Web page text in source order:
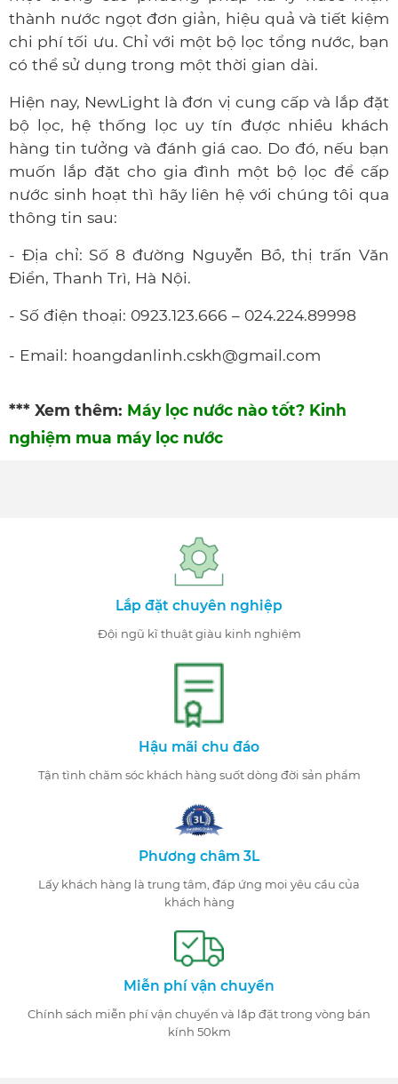
thành nước ngọt đơn giản, hiệu quả và tiết kiệm
chi phí tối ưu. Chỉ với một bộ lọc tổng nước, bạn
có thể sử dụng trong một thời gian dài.
Hiện nay, NewLight là đơn vị cung cấp và lắp đặt
bộ lọc, hệ thống lọc uy tín được nhiều khách
hàng tin tưởng và đánh giá cao. Do đó, nếu bạn
muốn lắp đặt cho gia đình một bộ lọc để cấp
nước sinh hoạt thì hãy liên hệ với chúng tôi qua
thông tin sau:
- Địa chỉ: Số 8 đường Nguyễn Bồ, thị trấn Văn
Điển, Thanh Trì, Hà Nội.
- Số điện thoại: 0923.123.666 – 024.224.89998
- Email: hoangdanlinh.cskh@gmail.com
*** Xem thêm: Máy lọc nước nào tốt? Kinh
nghiệm mua máy lọc nước
Lắp đặt chuyên nghiệp
Đội ngũ kĩ thuật giàu kinh nghiệm
Hậu mãi chu đáo
Tận tình chăm sóc khách hàng suốt dòng đời sản phẩm
Phương châm 3L
Lấy khách hàng là trung tâm, đáp ứng mọi yêu cầu của
khách hàng
Miễn phí vận chuyển
Chính sách miễn phí vận chuyển và lắp đặt trong vòng bán
kính 50km